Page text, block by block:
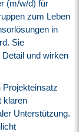
(m/w/d) für
zum Leben
in
Sie
und wirken
Projekteinsatz
klaren
Unterstützung.